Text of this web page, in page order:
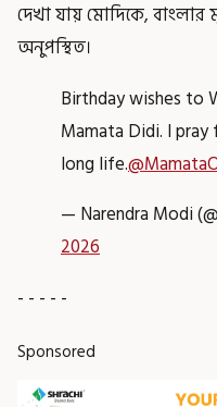
দেখা যায় মোদিকে, বাংলার
অনুপস্থিত।
Birthday wishes to
Mamata Didi. I
long life.
— Narendra Modi
2026
- - - - -
Sponsored